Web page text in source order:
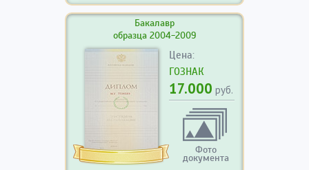
Бакалавр
образца 2004-2009
Цена:
ГОЗНАК
17.000 руб.
Фото
документа